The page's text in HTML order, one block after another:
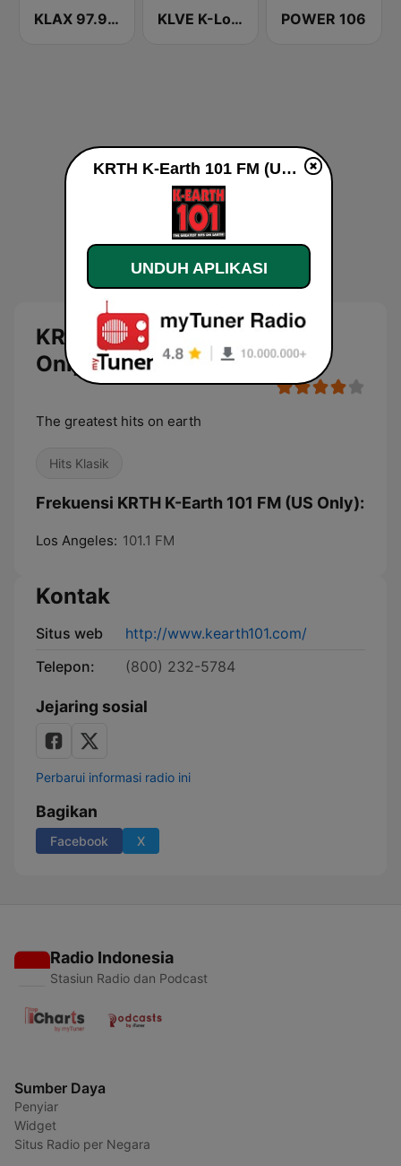
KLAX 97.9 La Raza FM KLVE K-Love 107.5 FM (US Only) POWER 106
KRTH K-Earth 101 FM (US
Only)
The greatest hits on earth
Hits Klasik
Frekuensi KRTH K-Earth 101 FM (US Only):
Los Angeles: 101.1 FM
Kontak
Situs web
http://www.kearth101.com/
Telepon:
(800) 232-5784
Jejaring sosial
Perbarui informasi radio ini
Bagikan
Facebook X
Radio Indonesia
Stasiun Radio dan Podcast
Sumber Daya
Penyiar
Widget
Situs Radio per Negara
KRTH K-Earth 101 FM (US Only) live
UNDUH APLIKASI